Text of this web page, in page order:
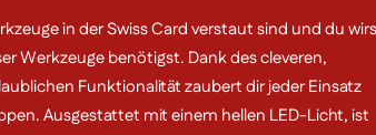
in der Swiss Card verstaut sind und du
Werkzeuge benötigst. Dank des cleveren,
Funktionalität zaubert dir jeder Einsatz
Ausgestattet mit einem hellen LED-Licht, ist